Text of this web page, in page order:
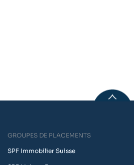
GROUPES DE PLACEMENTS
SPF Immobilier Suisse